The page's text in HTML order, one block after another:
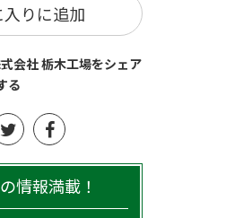
入りに追加
会社 栃木工場をシェア
る
情報満載！